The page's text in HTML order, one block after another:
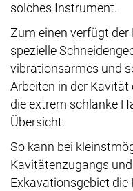
solches Instrument.
Zum einen verfügt der
spezielle
vibrationsarmes und
Arbeiten in der
die extrem schlanke
Übersicht.
So kann bei
Kavitätenzugangs
Exkavationsgebiet die